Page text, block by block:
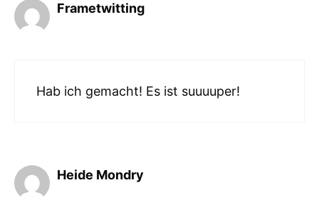
Frametwitting
Hab ich gemacht! Es ist suuuuper!
Heide Mondry